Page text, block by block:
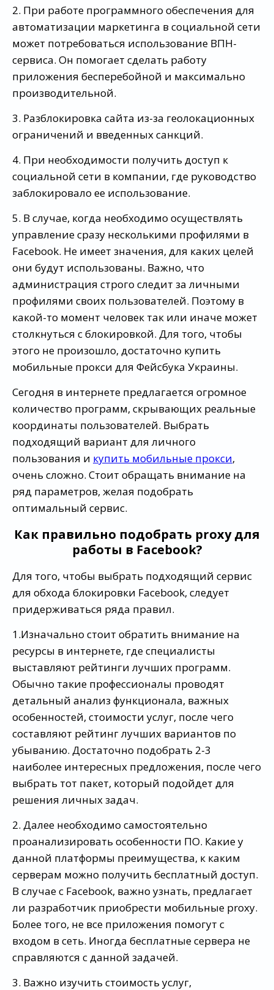
2. При работе программного обеспечения для
автоматизации маркетинга в социальной сети
может потребоваться использование ВПН-
сервиса. Он помогает сделать работу
приложения бесперебойной и максимально
производительной.
3. Разблокировка сайта из-за геолокационных
ограничений и введенных санкций.
4. При необходимости получить доступ к
социальной сети в компании, где руководство
заблокировало ее использование.
5. В случае, когда необходимо осуществлять
управление сразу несколькими профилями в
Facebook. Не имеет значения, для каких целей
они будут использованы. Важно, что
администрация строго следит за личными
профилями своих пользователей. Поэтому в
какой-то момент человек так или иначе может
столкнуться с блокировкой. Для того, чтобы
этого не произошло, достаточно купить
мобильные прокси для Фейсбука Украины.
Сегодня в интернете предлагается огромное
количество программ, скрывающих реальные
координаты пользователей. Выбрать
подходящий вариант для личного
пользования и купить мобильные прокси,
очень сложно. Стоит обращать внимание на
ряд параметров, желая подобрать
оптимальный сервис.
Как правильно подобрать proxy для
работы в Facebook?
Для того, чтобы выбрать подходящий сервис
для обхода блокировки Facebook, следует
придерживаться ряда правил.
1.Изначально стоит обратить внимание на
ресурсы в интернете, где специалисты
выставляют рейтинги лучших программ.
Обычно такие профессионалы проводят
детальный анализ функционала, важных
особенностей, стоимости услуг, после чего
составляют рейтинг лучших вариантов по
убыванию. Достаточно подобрать 2-3
наиболее интересных предложения, после чего
выбрать тот пакет, который подойдет для
решения личных задач.
2. Далее необходимо самостоятельно
проанализировать особенности ПО. Какие у
данной платформы преимущества, к каким
серверам можно получить бесплатный доступ.
В случае с Facebook, важно узнать, предлагает
ли разработчик приобрести мобильные proxy.
Более того, не все приложения помогут с
входом в сеть. Иногда бесплатные сервера не
справляются с данной задачей.
3. Важно изучить стоимость услуг,